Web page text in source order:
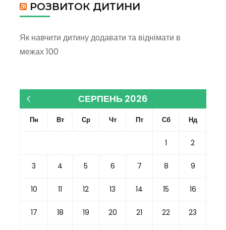
РОЗВИТОК ДИТИНИ
Як навчити дитину додавати та віднімати в
межах 100
СЕРПЕНЬ 2026
Пн Вт Ср Чт Пт Сб Нд
1 2
3 4 5 6 7 8 9
10 11 12 13 14 15 16
17 18 19 20 21 22 23